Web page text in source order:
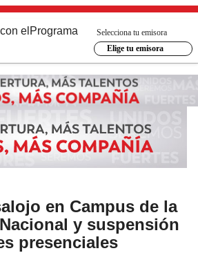
el Programa
Selecciona tu emisora
Elige tu emisora
en Campus de la
y suspensión
presenciales